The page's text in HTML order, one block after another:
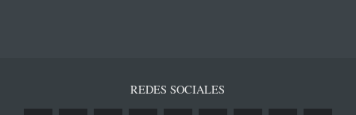
REDES SOCIALES